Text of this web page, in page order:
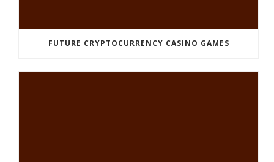
FUTURE CRYPTOCURRENCY CASINO GAMES